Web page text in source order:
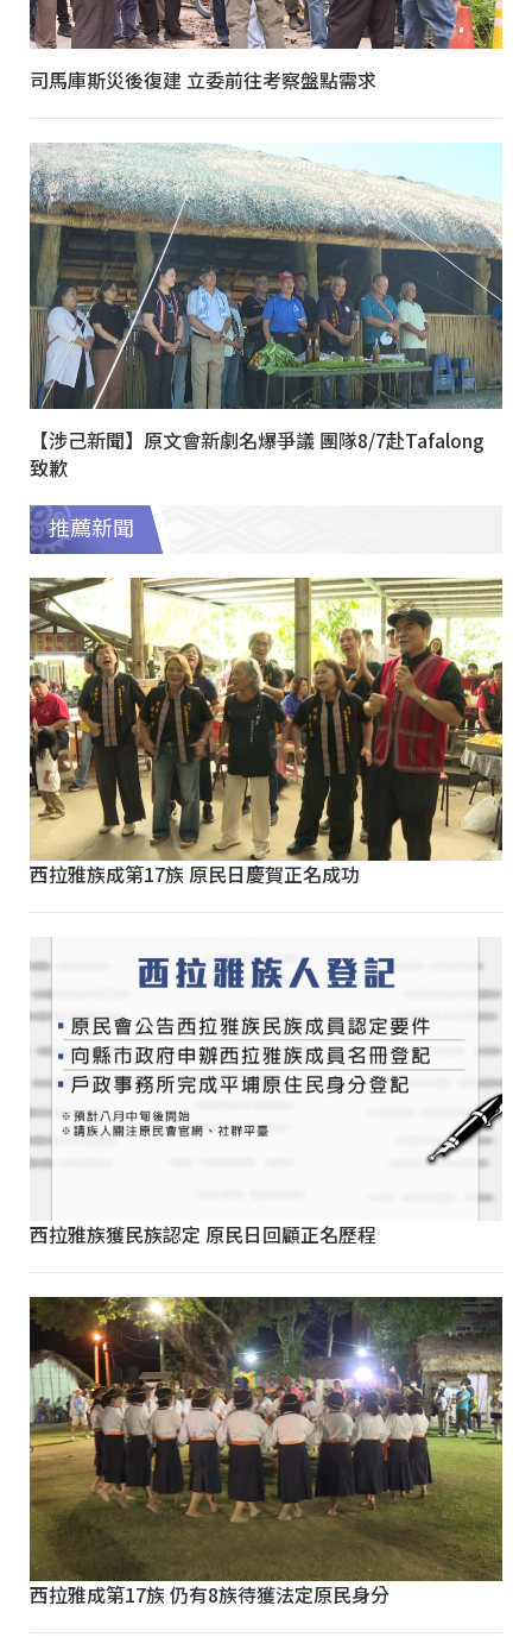
司馬庫斯災後復建 立委前往考察盤點需求
【涉己新聞】原文會新劇名爆爭議 團隊8/7赴Tafalong
致歉
推薦新聞
西拉雅族成第17族 原民日慶賀正名成功
西拉雅族獲民族認定 原民日回顧正名歷程
西拉雅成第17族 仍有8族待獲法定原民身分